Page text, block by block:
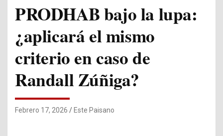
PRODHAB bajo la lupa:
¿aplicará el mismo
criterio en caso de
Randall Zúñiga?
Febrero 17, 2026 Este Paisano